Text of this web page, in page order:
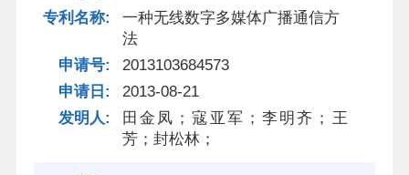
一种无线数字多媒体广播通信方
法
2013103684573
2013-08-21
田金凤；寇亚军；李明齐；王
芳；封松林；